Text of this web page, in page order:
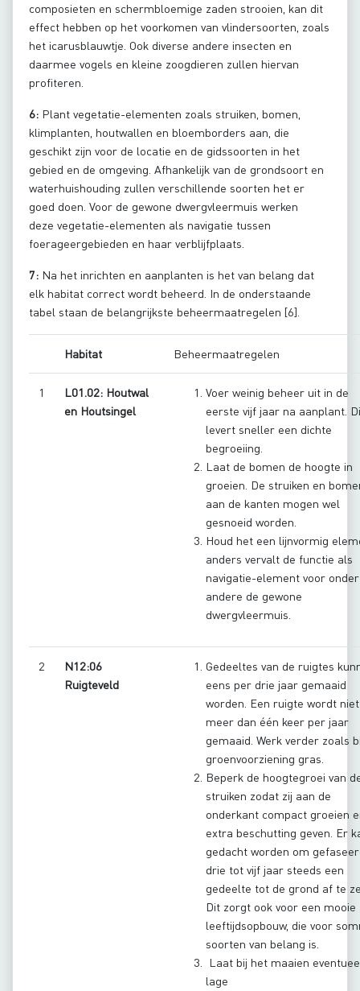
composieten en schermbloemige zaden strooien, kan dit
effect hebben op het voorkomen van vlindersoorten, zoals
het icarusblauwtje. Ook diverse andere insecten en
daarmee vogels en kleine zoogdieren zullen hiervan
profiteren.
6: Plant vegetatie-elementen zoals struiken, bomen,
klimplanten, houtwallen en bloemborders aan, die
geschikt zijn voor de locatie en de gidssoorten in het
gebied en de omgeving. Afhankelijk van de grondsoort en
waterhuishouding zullen verschillende soorten het er
goed doen. Voor de gewone dwergvleermuis werken
deze vegetatie-elementen als navigatie tussen
foerageergebieden en haar verblijfplaats.
7: Na het inrichten en aanplanten is het van belang dat
elk habitat correct wordt beheerd. In de onderstaande
tabel staan de belangrijkste beheermaatregelen [6].
Habitat Beheermaatregelen
1
L01.02: Houtwal
en Houtsingel
Voer weinig beheer uit in de
eerste vijf jaar na aanplant.
levert sneller een dichte
begroeiing.
Laat de bomen de hoogte in
groeien. De struiken en
aan de kanten mogen wel
gesnoeid worden.
Houd het een lijnvormig
anders vervalt de functie als
navigatie-element voor onder
andere de gewone
dwergvleermuis.
2
N12:06
Ruigteveld
Gedeeltes van de ruigtes
eens per drie jaar gemaaid
worden. Een ruigte wordt niet
meer dan één keer per jaar
gemaaid. Werk verder zoals
groenvoorziening gras.
Beperk de hoogtegroei van
struiken zodat zij aan de
onderkant compact groeien
extra beschutting geven. Er
gedacht worden om
drie tot vijf jaar steeds een
gedeelte tot de grond af te
Dit zorgt ook voor een mooie
leeftijdsopbouw, die voor
soorten van belang is.
Laat bij het maaien
lage